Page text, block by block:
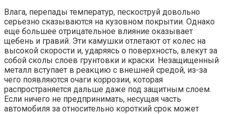
Влага, перепады температур, пескоструй довольно
серьезно сказываются на кузовном покрытии. Однако
еще большее отрицательное влияние оказывает
щебень и гравий. Эти камушки отлетают от колес на
высокой скорости и, ударяясь о поверхность, влекут за
собой сколы слоев грунтовки и краски. Незащищенный
металл вступает в реакцию с внешней средой, из-за
чего появляются очаги коррозии, которая
распространяется дальше даже под защитным слоем.
Если ничего не предпринимать, несущая часть
автомобиля за относительно короткий срок может